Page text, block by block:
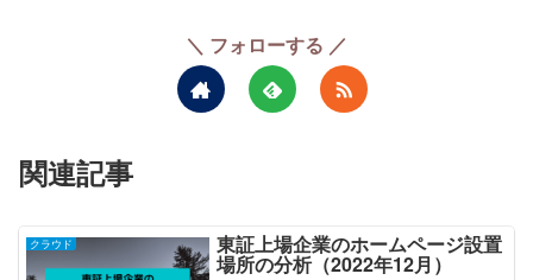
＼ フォローする ／
関連記事
クラウド 東証上場企業のホームページ設置
場所の分析（2022年12月）